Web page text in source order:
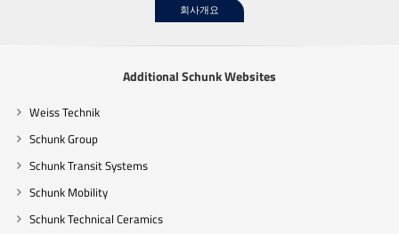
회사개요
Additional Schunk Websites
Weiss Technik
Schunk Group
Schunk Transit Systems
Schunk Mobility
Schunk Technical Ceramics